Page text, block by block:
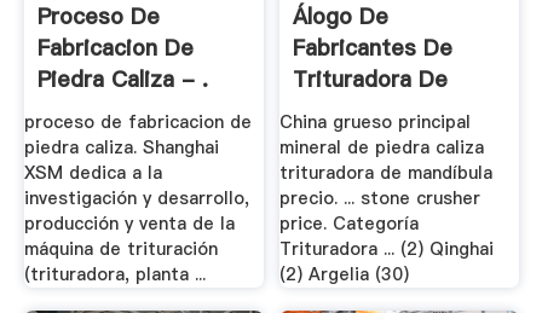
Proceso De
Fabricacion De
Piedra Caliza - .
proceso de fabricacion de
piedra caliza. Shanghai
XSM dedica a la
investigación y desarrollo,
producción y venta de la
máquina de trituración
(trituradora, planta ...
Álogo De
Fabricantes De
Trituradora De
Piedra .
China grueso principal
mineral de piedra caliza
trituradora de mandíbula
precio. ... stone crusher
price. Categoría
Trituradora ... (2) Qinghai
(2) Argelia (30)